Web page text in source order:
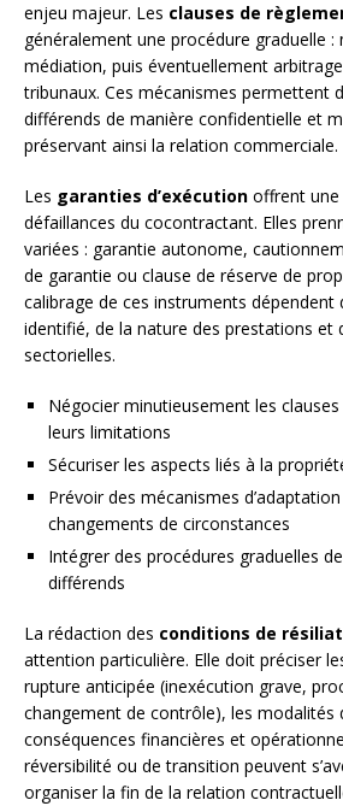
enjeu majeur. Les clauses de
généralement une procédure graduelle
médiation, puis éventuellement
tribunaux. Ces mécanismes permettent
différends de manière confidentielle et
préservant ainsi la relation commerciale.
Les garanties d’exécution offrent
défaillances du cocontractant. Elles
variées : garantie autonome,
de garantie ou clause de réserve de
calibrage de ces instruments dépendent
identifié, de la nature des prestations et
sectorielles.
Négocier minutieusement les
leurs limitations
Sécuriser les aspects liés à la
Prévoir des mécanismes
changements de circonstances
Intégrer des procédures graduelles
différends
La rédaction des conditions de
attention particulière. Elle doit préciser
rupture anticipée (inexécution grave,
changement de contrôle), les modalités
conséquences financières et
réversibilité ou de transition peuvent
organiser la fin de la relation